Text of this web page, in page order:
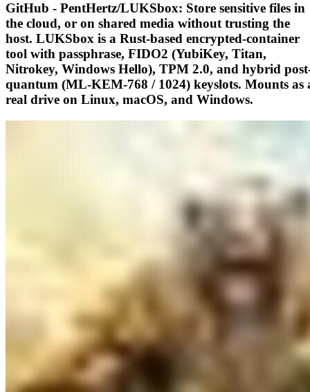
GitHub - PentHertz/LUKSbox: Store sensitive files in
the cloud, or on shared media without trusting the
host. LUKSbox is a Rust-based encrypted-container
tool with passphrase, FIDO2 (YubiKey, Titan,
Nitrokey, Windows Hello), TPM 2.0, and hybrid
quantum (ML-KEM-768 / 1024) keyslots. Mounts as
real drive on Linux, macOS, and Windows.